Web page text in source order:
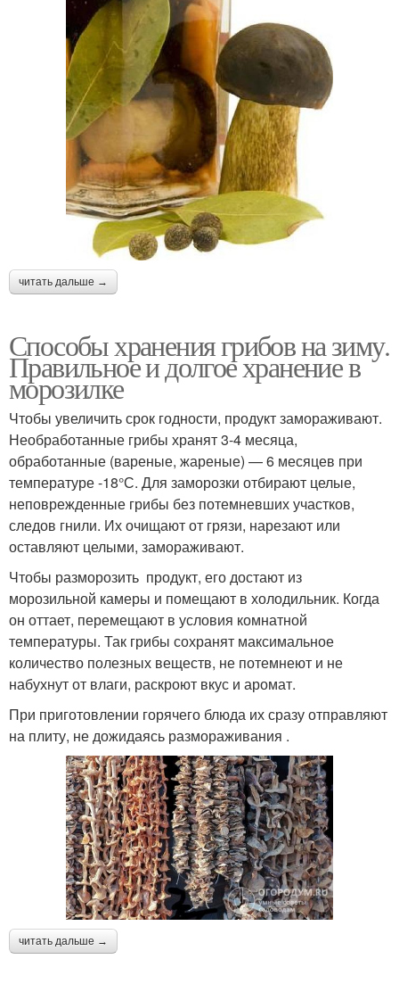
читать дальше →
Способы хранения грибов на зиму.
Правильное и долгое хранение в
морозилке
Чтобы увеличить срок годности, продукт замораживают.
Необработанные грибы хранят 3-4 месяца,
обработанные (вареные, жареные) — 6 месяцев при
температуре -18°С. Для заморозки отбирают целые,
неповрежденные грибы без потемневших участков,
следов гнили. Их очищают от грязи, нарезают или
оставляют целыми, замораживают.
Чтобы разморозить продукт, его достают из
морозильной камеры и помещают в холодильник. Когда
он оттает, перемещают в условия комнатной
температуры. Так грибы сохранят максимальное
количество полезных веществ, не потемнеют и не
набухнут от влаги, раскроют вкус и аромат.
При приготовлении горячего блюда их сразу отправляют
на плиту, не дожидаясь размораживания .
читать дальше →